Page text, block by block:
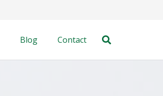
Blog Contact